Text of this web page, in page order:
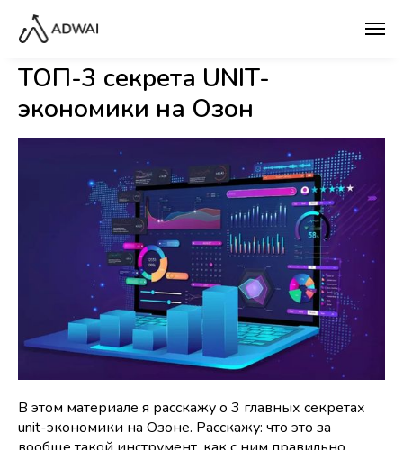
ТОП-3 секрета UNIT-
экономики на Озон
В этом материале я расскажу о 3 главных секретах
unit-экономики на Озоне. Расскажу: что это за